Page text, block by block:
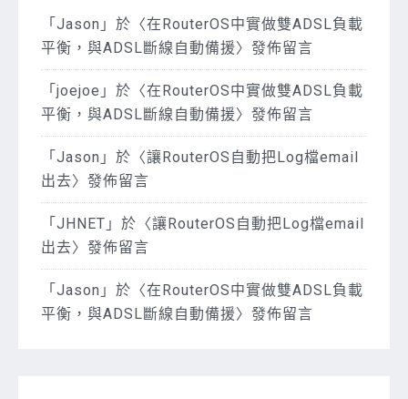
「 Jason 」於〈在RouterOS中實做雙ADSL負載
平衡，與ADSL斷線自動備援〉發佈留言
「 joejoe 」於〈在RouterOS中實做雙ADSL負載
平衡，與ADSL斷線自動備援〉發佈留言
「 Jason 」於〈讓RouterOS自動把Log檔email
出去〉發佈留言
「 JHNET 」於〈讓RouterOS自動把Log檔email
出去〉發佈留言
「 Jason 」於〈在RouterOS中實做雙ADSL負載
平衡，與ADSL斷線自動備援〉發佈留言